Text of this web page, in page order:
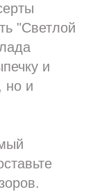
"Светлой
и
но и